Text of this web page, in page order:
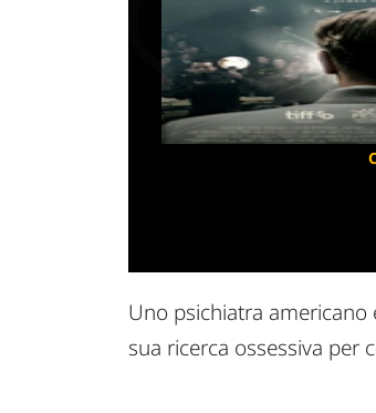
Uno psichiatra
sua ricerca ossessiva per